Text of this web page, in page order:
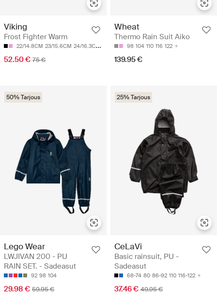
Viking
Frost Fighter Warm
22/14.8CM 23/15.6CM 24/16.3CM 25/17.0CM 26/17.6CM
52.50 € 75 €
Wheat
Thermo Rain Suit Aiko
98 104 110 116 122
139.95 €
50% Tarjous
Lego Wear
LWJIVAN 200 - PU
RAIN SET. - Sadeasut
92 98 104
29.98 € 59.95 €
25% Tarjous
CeLaVi
Basic rainsuit, PU -
Sadeasut
68-74 80 86-92 110 116-122
37.46 € 49.95 €